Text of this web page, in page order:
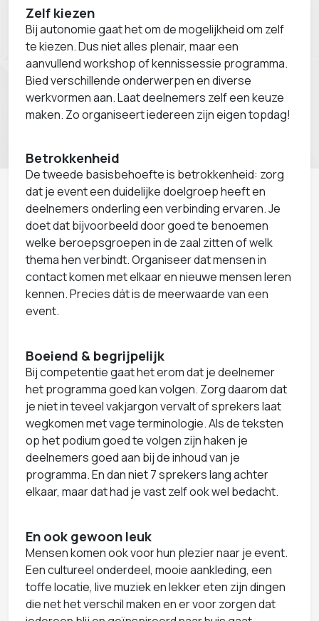
Zelf kiezen
Bij autonomie gaat het om de mogelijkheid om zelf
te kiezen. Dus niet alles plenair, maar een
aanvullend workshop of kennissessie programma.
Bied verschillende onderwerpen en diverse
werkvormen aan. Laat deelnemers zelf een keuze
maken. Zo organiseert iedereen zijn eigen topdag!
Betrokkenheid
De tweede basisbehoefte is betrokkenheid: zorg
dat je event een duidelijke doelgroep heeft en
deelnemers onderling een verbinding ervaren. Je
doet dat bijvoorbeeld door goed te benoemen
welke beroepsgroepen in de zaal zitten of welk
thema hen verbindt. Organiseer dat mensen in
contact komen met elkaar en nieuwe mensen leren
kennen. Precies dát is de meerwaarde van een
event.
Boeiend & begrijpelijk
Bij competentie gaat het erom dat je deelnemer
het programma goed kan volgen. Zorg daarom dat
je niet in teveel vakjargon vervalt of sprekers laat
wegkomen met vage terminologie. Als de teksten
op het podium goed te volgen zijn haken je
deelnemers goed aan bij de inhoud van je
programma. En dan niet 7 sprekers lang achter
elkaar, maar dat had je vast zelf ook wel bedacht.
En ook gewoon leuk
Mensen komen ook voor hun plezier naar je event.
Een cultureel onderdeel, mooie aankleding, een
toffe locatie, live muziek en lekker eten zijn dingen
die net het verschil maken en er voor zorgen dat